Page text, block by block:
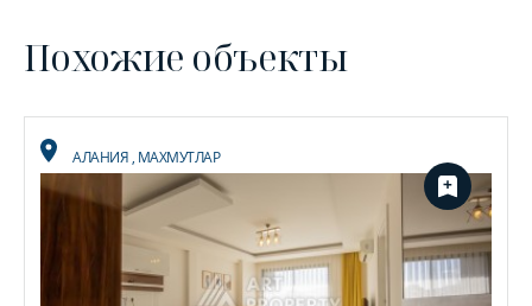
Похожие объекты
АЛАНИЯ, МАХМУТЛАР